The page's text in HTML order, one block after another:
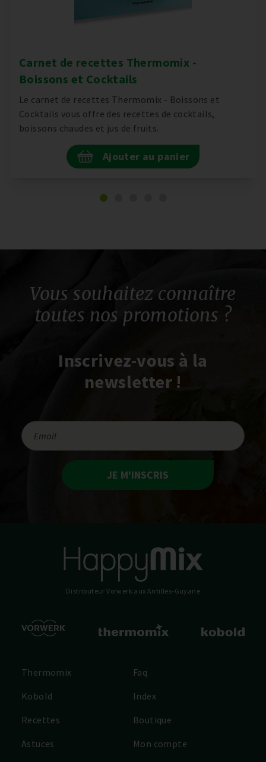
Carnet de recettes Thermomix -
Boissons et Cocktails
Le carnet de recettes Thermomix - Boissons et
Cocktails vous offre des recettes de cocktails,
boissons chaudes et jus de fruits.
Ajouter au panier
Vous souhaitez connaître
toutes nos promotions ?
Inscrivez-vous à la
newsletter !
JE M'INSCRIS
Distributeur Vorwerk aux Antilles-Guyane
Thermomix
Kobold
Recettes
Astuces
Faq
Index
Boutique
Mon compte